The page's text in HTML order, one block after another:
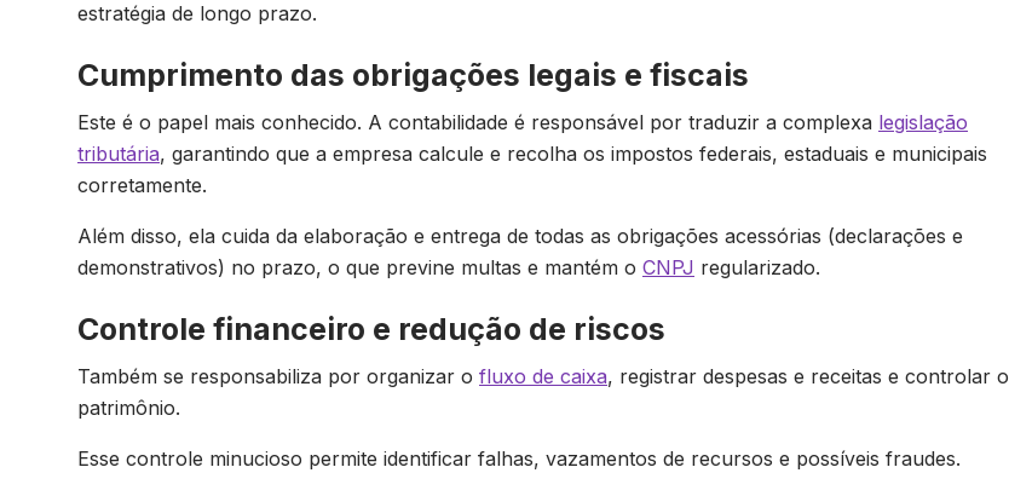
estratégia de longo prazo.
Cumprimento das obrigações legais e fiscais
Este é o papel mais conhecido. A contabilidade é responsável por traduzir a complexa legislação
tributária, garantindo que a empresa calcule e recolha os impostos federais, estaduais e municipais
corretamente.
Além disso, ela cuida da elaboração e entrega de todas as obrigações acessórias (declarações e
demonstrativos) no prazo, o que previne multas e mantém o CNPJ regularizado.
Controle financeiro e redução de riscos
Também se responsabiliza por organizar o fluxo de caixa, registrar despesas e receitas e controlar o
patrimônio.
Esse controle minucioso permite identificar falhas, vazamentos de recursos e possíveis fraudes.